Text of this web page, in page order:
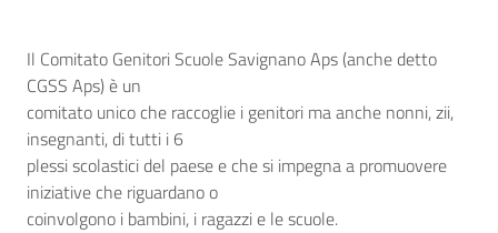
Il Comitato Genitori Scuole Savignano Aps (anche detto
CGSS Aps) è un
comitato unico che raccoglie i genitori ma anche nonni, zii,
insegnanti, di tutti i 6
plessi scolastici del paese e che si impegna a promuovere
iniziative che riguardano o
coinvolgono i bambini, i ragazzi e le scuole.